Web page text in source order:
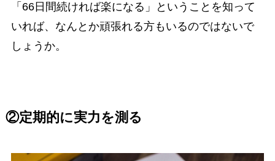
「66日間続ければ楽になる」ということを知って
いれば、なんとか頑張れる方もいるのではないで
しょうか。
②定期的に実力を測る